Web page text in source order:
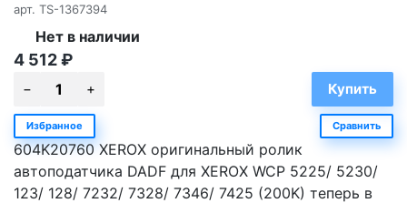
арт. TS-1367394
Нет в наличии
4 512₽
Избранное Сравнить
604K20760 XEROX оригинальный ролик
автоподатчика DADF для XEROX WCP 5225/ 5230/
123/ 128/ 7232/ 7328/ 7346/ 7425 (200K) теперь в